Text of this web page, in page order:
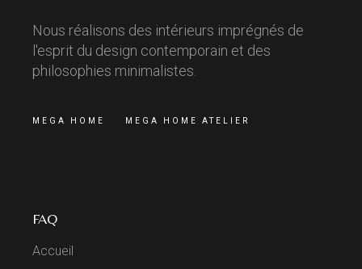
Nous réalisons des intérieurs imprégnés de
l'esprit du design contemporain et des
philosophies minimalistes.
MEGA HOME MEGA HOME ATELIER
FAQ
Accueil